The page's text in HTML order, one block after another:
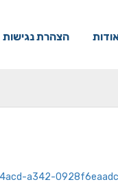
הצהרת נגישות
4acd-a342-